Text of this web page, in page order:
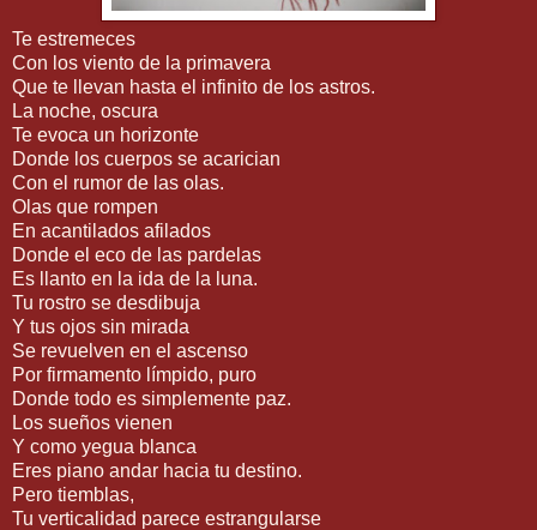
Te estremeces
Con los viento de la primavera
Que te llevan hasta el infinito de los astros.
La noche, oscura
Te evoca un horizonte
Donde los cuerpos se acarician
Con el rumor de las olas.
Olas que rompen
En acantilados afilados
Donde el eco de las pardelas
Es llanto en la ida de la luna.
Tu rostro se desdibuja
Y tus ojos sin mirada
Se revuelven en el ascenso
Por firmamento límpido, puro
Donde todo es simplemente paz.
Los sueños vienen
Y como yegua blanca
Eres piano andar hacia tu destino.
Pero tiemblas,
Tu verticalidad parece estrangularse